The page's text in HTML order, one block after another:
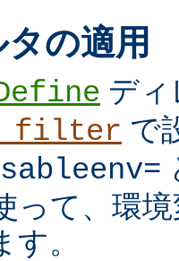
の適用
デ
で
って、環
。